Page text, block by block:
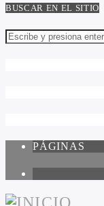
BUSCAR EN EL SITIO
PÁGINAS